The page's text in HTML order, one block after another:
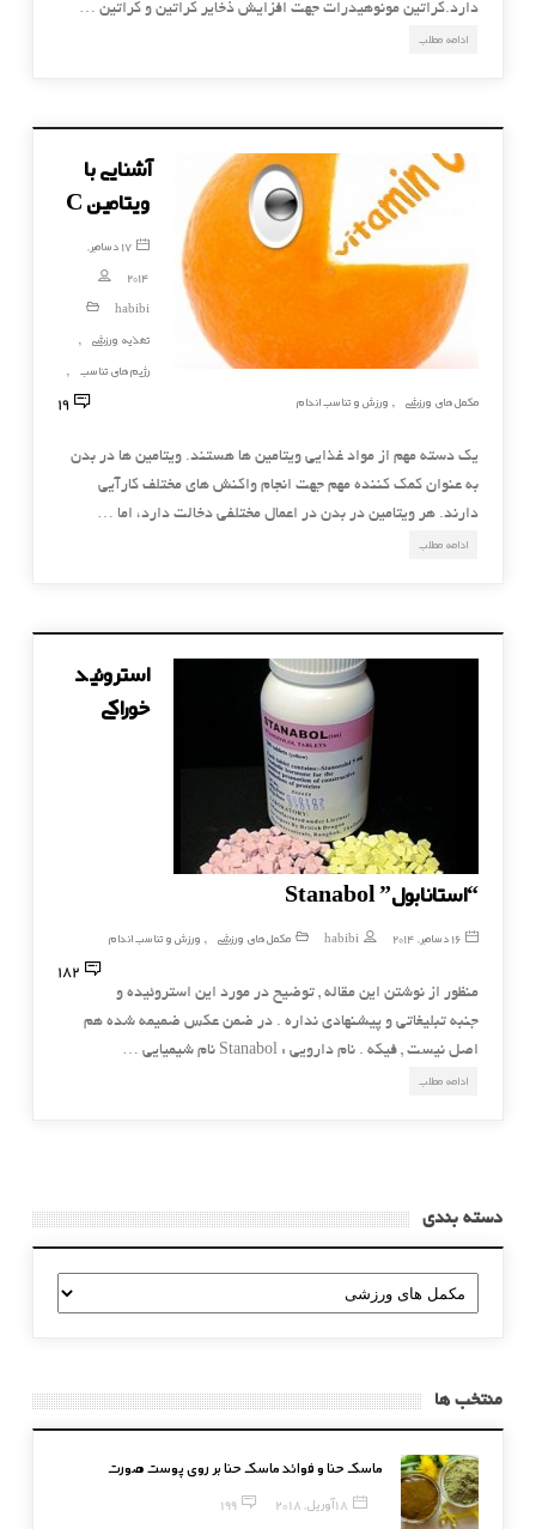
دارد.كراتين مونوهيدرات جهت افزايش ذخاير كراتين و كراتين …
ادامه مطلب
آشنایی با
ویتامین C
17 دسامبر,
2014
habibi
تغذیه ورزشی
,
رژیم های تناسب ,
مکمل های ورزشی , ورزش و تناسب اندام 19
يك دسته مهم از مواد غذايي ويتامين ها هستند. ويتامين ها در بدن
به عنوان كمك كننده مهم جهت انجام واكنش هاي مختلف كارآيي
دارند. هر ويتامين در بدن در اعمال مختلفي دخالت دارد، اما …
ادامه مطلب
استروئید
خوراکی
“استانابول” Stanabol
16 دسامبر, 2014 habibi مکمل های ورزشی , ورزش و تناسب اندام
182
منظور از نوشتن این مقاله , توضیح در مورد این استروئیده و
جنبه تبلیغاتی و پیشنهادی نداره . در ضمن عکس ضمیمه شده هم
اصل نیست , فیکه . نام دارويی : Stanabol نام شيميايی …
ادامه مطلب
دسته بندی
دسته
بندی
منتخب ها
ماسک حنا و فوائد ماسک حنا بر روی پوست صورت
18 آوریل, 2018 199